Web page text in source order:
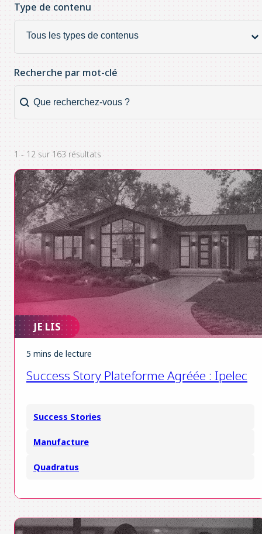
Type de contenu
contenu
Recherche par mot-clé
par
mot-
1 - 12 sur 163 résultats
JE LIS
5 mins de lecture
Success Story Plateforme Agréée : Ipelec
Success Stories
Manufacture
Quadratus